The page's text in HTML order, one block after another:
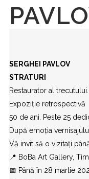
SERGHEI PAVLOV
STRATURI
Restaurator al
Expoziție retrospectivă
50 de ani. Peste 25
După emoția
Vă invit să o vizitați
📍 BoBa Art Gallery,
📅 Până în 28 martie